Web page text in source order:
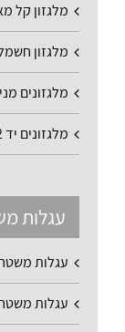
מלגזון קל
מלגזון
מלגזונים
מלגזונים יד 2
עגלות
עגלות
עגלות